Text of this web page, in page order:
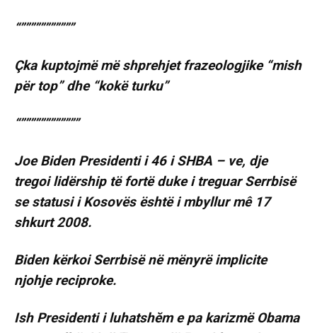
“”””””””””””
Çka kuptojmë më shprehjet frazeologjike “mish
për top” dhe “kokë turku”
“””””””””””””
Joe Biden Presidenti i 46 i SHBA – ve, dje
tregoi lidërship të fortë duke i treguar Serrbisë
se statusi i Kosovës është i mbyllur mê 17
shkurt 2008.
Biden kërkoi Serrbisë në mënyrë implicite
njohje reciproke.
Ish Presidenti i luhatshĕm e pa karizmë Obama